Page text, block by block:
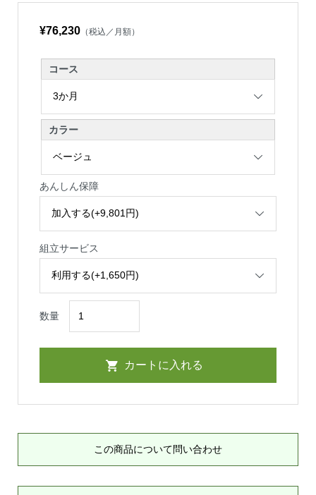
¥76,230（税込／月額）
コース
カラー
あんしん保障
組立サービス
数量
この商品について問い合わせ